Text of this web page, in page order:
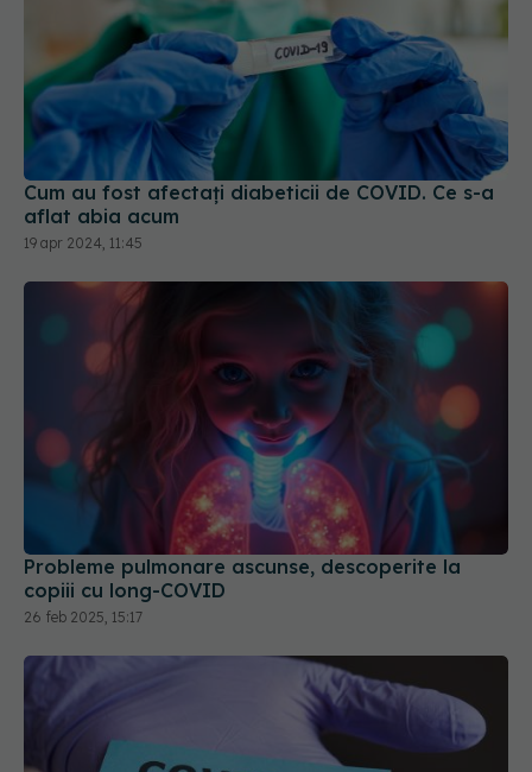
Cum au fost afectați diabeticii de COVID. Ce s-a
aflat abia acum
19 apr 2024, 11:45
Probleme pulmonare ascunse, descoperite la
copiii cu long-COVID
26 feb 2025, 15:17